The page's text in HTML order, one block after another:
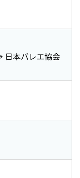
日本バレエ協会